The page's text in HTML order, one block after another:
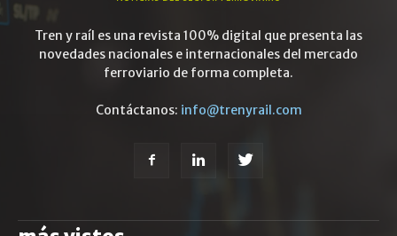
Tren y raíl es una revista 100% digital que presenta las
novedades nacionales e internacionales del mercado
ferroviario de forma completa.
Contáctanos: info@trenyrail.com